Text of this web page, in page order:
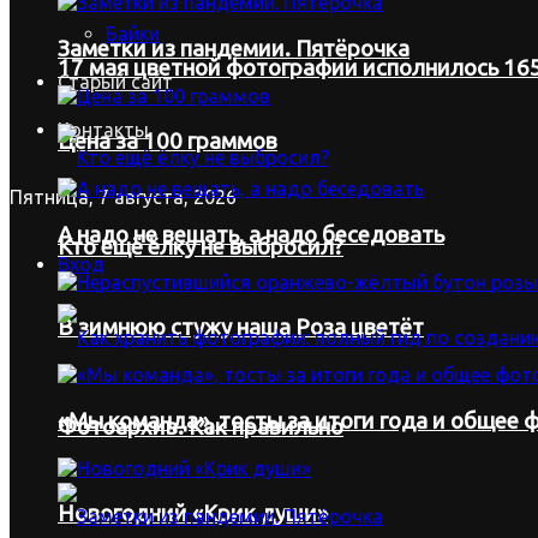
Байки
Старый сайт
Контакты
Пятница, 7 августа, 2026
Вход
Заметки из пандемии. Пятёрочка
Цена за 100 граммов
А надо не вещать, а надо беседовать
В зимнюю стужу наша Роза цветёт
«Мы команда», тосты за итоги года и общее
Новогодний «Крик души»
17 мая цветной фотографии исполнилось
Кто ещё ёлку не выбросил?
Фотоархив. Как правильно